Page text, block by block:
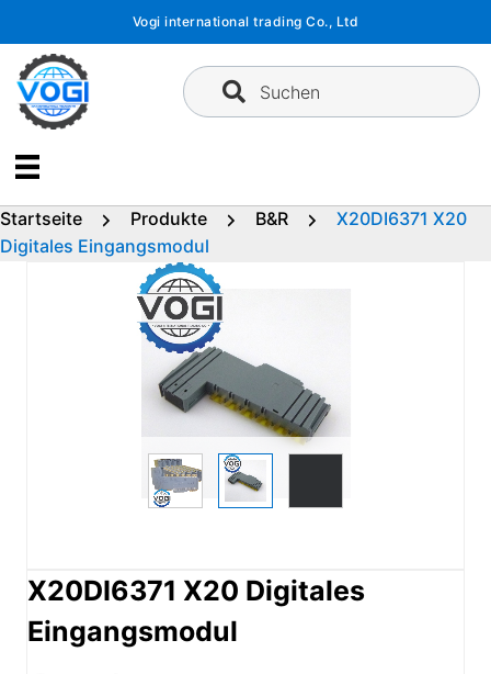
springen
Vogi international trading Co., Ltd
Suchen
Startseite Produkte B&R
X20DI6371 X20
Digitales Eingangsmodul
X20DI6371 X20 Digitales
Eingangsmodul